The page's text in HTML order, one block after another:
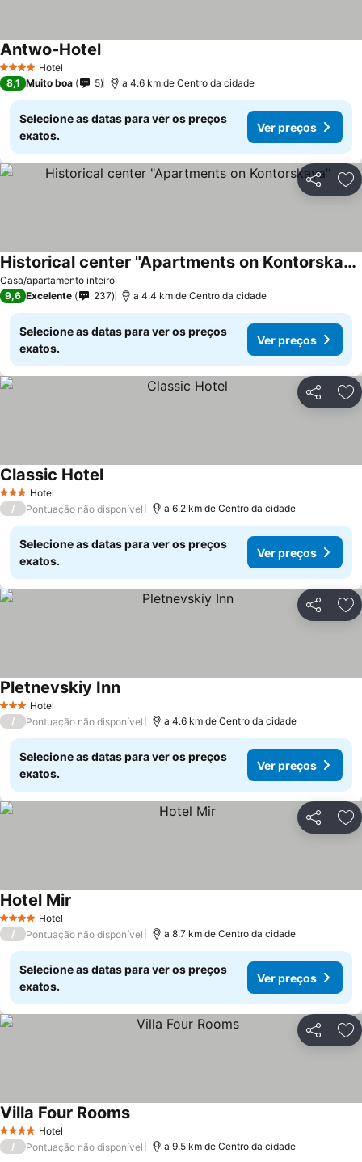
4 EstrelasHotel
Antwo-Hotel
8,1 Muito boa 5 a 4.6 km de Centro da cidade
Selecione as datas para ver os preços
exatos.
Ver preços
Partilhar
Casa/apartamento inteiro
Historical center "Apartments on Kontorskaya"
9,6 Excelente 237 a 4.4 km de Centro da cidade
Selecione as datas para ver os preços
exatos.
Ver preços
Partilhar
3 EstrelasHotel
Classic Hotel
/ Pontuação não disponível a 6.2 km de Centro da cidade
Selecione as datas para ver os preços
exatos.
Ver preços
Partilhar
3 EstrelasHotel
Pletnevskiy Inn
/ Pontuação não disponível a 4.6 km de Centro da cidade
Selecione as datas para ver os preços
exatos.
Ver preços
Partilhar
4 EstrelasHotel
Hotel Mir
/ Pontuação não disponível a 8.7 km de Centro da cidade
Selecione as datas para ver os preços
exatos.
Ver preços
Partilhar
4 EstrelasHotel
Villa Four Rooms
/ Pontuação não disponível a 9.5 km de Centro da cidade